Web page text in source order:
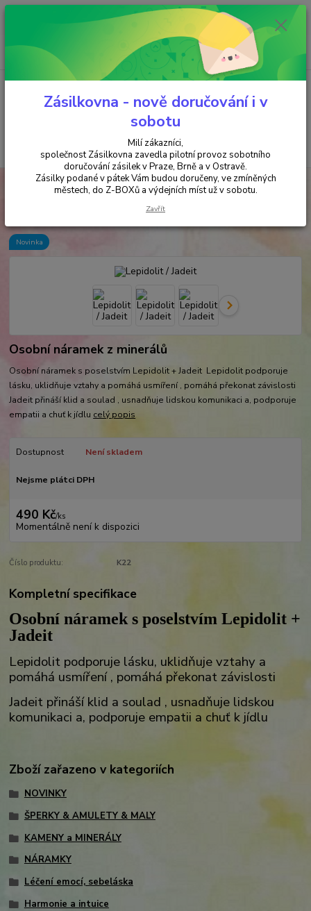
Minimální hodnota objednávky je 200 kč. Při nákupu nad 2000,- Kč je
požadována platba předem na účet.
Menu
+420 737 737 037
(Po-Pá, 9-18 hod.)
za
ŠPERKY & AMULETY & MALY Lepidolit / Jadeit
Lepidolit / Jadeit
Novinka
Osobní náramek z minerálů
Osobní náramek s poselstvím Lepidolit + Jadeit Lepidolit podporuje
lásku, uklidňuje vztahy a pomáhá usmíření , pomáhá překonat závislosti
Jadeit přináší klid a soulad , usnadňuje lidskou komunikaci a, podporuje
empatii a chuť k jídlu celý popis
Dostupnost Není skladem
Nejsme plátci DPH
490 Kč/ks
Momentálně není k dispozici
Číslo produktu: K22
Kompletní specifikace
Osobní náramek s poselstvím Lepidolit +
Jadeit
Lepidolit podporuje lásku, uklidňuje vztahy a
pomáhá usmíření , pomáhá překonat závislosti
Jadeit přináší klid a soulad , usnadňuje lidskou
komunikaci a, podporuje empatii a chuť k jídlu
Zboží zařazeno v kategoriích
NOVINKY
ŠPERKY & AMULETY & MALY
KAMENY a MINERÁLY
NÁRAMKY
Léčení emocí, sebeláska
Harmonie a intuice
Zásilkovna - nově doručování i v
sobotu
Milí zákazníci,
společnost Zásilkovna zavedla pilotní provoz sobotního
doručování zásilek v Praze, Brně a v Ostravě.
Zásilky podané v pátek Vám budou doručeny, ve zmíněných
městech, do Z-BOXů a výdejních míst už v sobotu.
Zavřít